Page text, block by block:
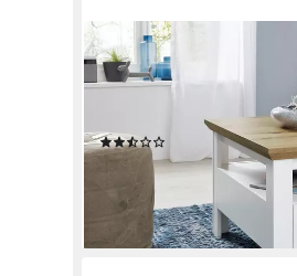
TRENDTEAM
Couchtisch Couchtisch
Artisan Eiche / weiß (no-
aus Holzwerkstoff
ab 119,90 € UVP 179,00 €
lieferbar - in 6-7 Werktagen bei